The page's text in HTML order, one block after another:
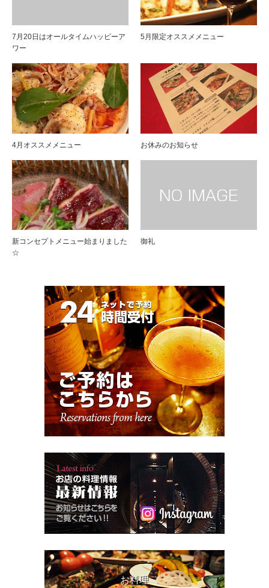
7月20日はオールタイムハッピーア
ワー
5月限定オススメメニュー
4月オススメメニュー お休みのお知らせ
新コンセプトメニュー始まりました
☆
御礼
お料理